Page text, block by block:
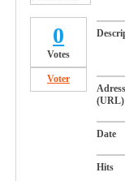
0
Votes
Voter
Date
Hits